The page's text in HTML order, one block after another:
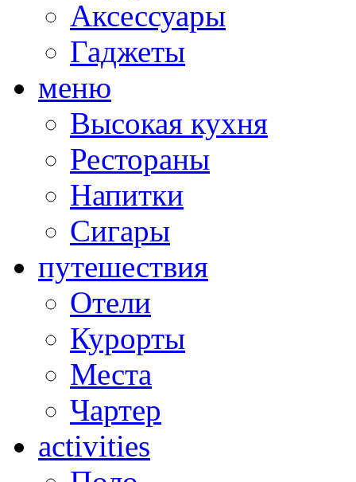
Аксессуары
Гаджеты
меню
Высокая кухня
Рестораны
Напитки
Сигары
путешествия
Отели
Курорты
Места
Чартер
activities